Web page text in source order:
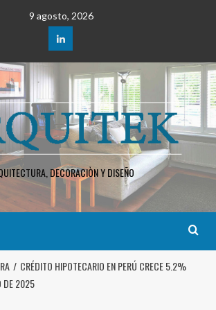
9 agosto, 2026
DECORACIÒN Y DISEÑO
CRÉDITO HIPOTECARIO EN PERÚ CRECE 5.2%
DE 2025